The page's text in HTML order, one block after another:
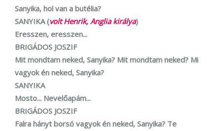
Sanyika, hol van a butélia?
SANYIKA (volt Henrik, Anglia királya)
Eresszen, eresszen...
BRIGÁDOS JOSZIF
Mit mondtam neked, Sanyika? Mit mondtam neked? Mi
vagyok én neked, Sanyika?
SANYIKA
Mosto... Nevelőapám...
BRIGÁDOS JOSZIF
Falra hányt borsó vagyok én neked, Sanyika? Te